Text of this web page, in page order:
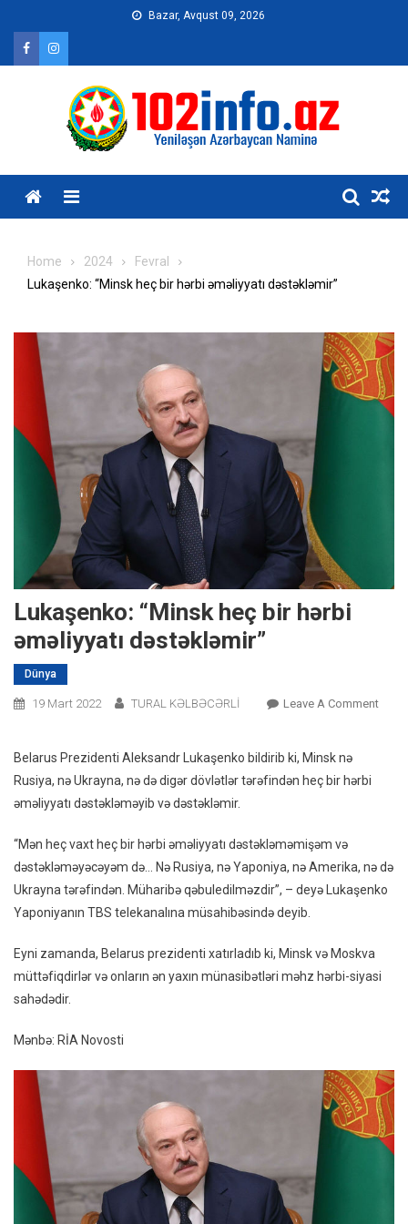
content
Bazar, Avqust 09, 2026
Home 2024
Fevral
Lukaşenko: “Minsk heç bir hərbi əməliyyatı dəstəkləmir”
Lukaşenko: “Minsk heç bir hərbi
əməliyyatı dəstəkləmir”
Dünya
19 Mart 2022 TURAL KƏLBƏCƏRLİ Leave A CommentOn
Belarus Prezidenti Aleksandr Lukaşenko bildirib ki, Minsk nə
Rusiya, nə Ukrayna, nə də digər dövlətlər tərəfindən heç bir hərbi
əməliyyatı dəstəkləməyib və dəstəkləmir.
“Mən heç vaxt heç bir hərbi əməliyyatı dəstəkləməmişəm və
dəstəkləməyəcəyəm də… Nə Rusiya, nə Yaponiya, nə Amerika, nə də
Ukrayna tərəfindən. Müharibə qəbuledilməzdir”, – deyə Lukaşenko
Yaponiyanın TBS telekanalına müsahibəsində deyib.
Eyni zamanda, Belarus prezidenti xatırladıb ki, Minsk və Moskva
müttəfiqdirlər və onların ən yaxın münasibətləri məhz hərbi-siyasi
sahədədir.
Mənbə: RİA Novosti